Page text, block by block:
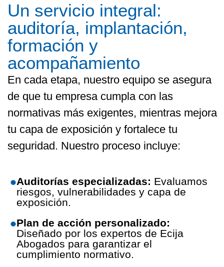
Un servicio integral:
auditoría, implantación,
formación y
acompañamiento
En cada etapa, nuestro equipo se asegura
de que tu empresa cumpla con las
normativas más exigentes, mientras mejora
tu capa de exposición y fortalece tu
seguridad. Nuestro proceso incluye:
Auditorías especializadas: Evaluamos
riesgos, vulnerabilidades y capa de
exposición.
Plan de acción personalizado:
Diseñado por los expertos de Ecija
Abogados para garantizar el
cumplimiento normativo.